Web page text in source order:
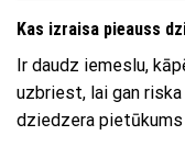
Kas izraisa pieauss
Ir daudz iemeslu,
uzbriest, lai gan
dziedzera